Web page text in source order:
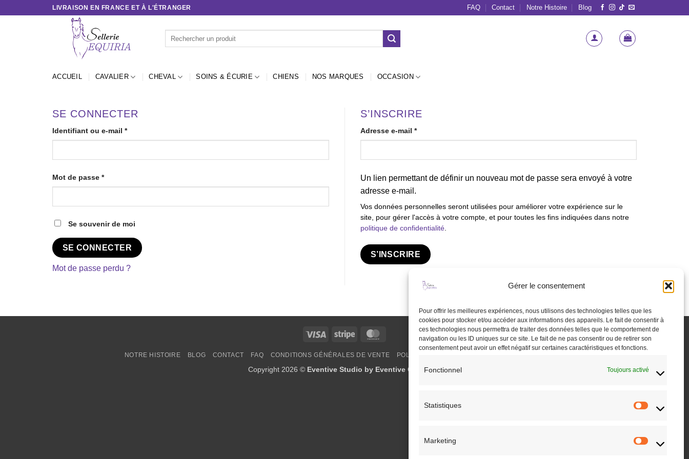
Gérer le consentement
Pour offrir les meilleures expériences, nous utilisons des technologies telles que les
cookies pour stocker et/ou accéder aux informations des appareils. Le fait de consentir à
ces technologies nous permettra de traiter des données telles que le comportement de
navigation ou les ID uniques sur ce site. Le fait de ne pas consentir ou de retirer son
consentement peut avoir un effet négatif sur certaines caractéristiques et fonctions.
Fonctionnel Toujours activé
Statistiques
Marketing
Marketing
LIVRAISON EN FRANCE ET À L'ÉTRANGER FAQ Contact Notre Histoire Blog
ACCUEIL CAVALIER CHEVAL SOINS & ÉCURIE CHIENS NOS MARQUES OCCASION
SE CONNECTER
Identifiant ou e-mail *Obligatoire
Mot de passe *Obligatoire
Se souvenir de moi
SE CONNECTER
Mot de passe perdu ?
S’INSCRIRE
Adresse e-mail *Obligatoire
Un lien permettant de définir un nouveau mot de passe sera envoyé à votre
adresse e-mail.
Vos données personnelles seront utilisées pour améliorer votre expérience sur le
site, pour gérer l'accès à votre compte, et pour toutes les fins indiquées dans notre
politique de confidentialité.
S’INSCRIRE
Visa Stripe MasterCard
NOTRE HISTOIRE BLOG CONTACT FAQ CONDITIONS GÉNÉRALES DE VENTE POLITIQUE DE COOKIES (UE)
Copyright 2026 © Eventive Studio by Eventive Creations